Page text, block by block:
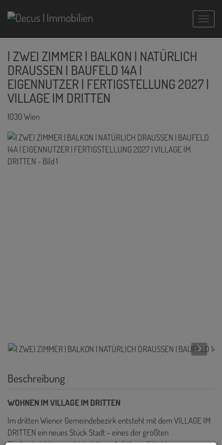
| ZWEI ZIMMER | BALKON | NATÜRLICH
DRAUSSEN | BAUFELD 14A |
EIGENNUTZER | FERTIGSTELLUNG 2027 |
VILLAGE IM DRITTEN
1030 Wien
Beschreibung
WOHNEN IM VILLAGE IM DRITTEN
Im dritten Wiener Gemeindebezirk entsteht mit dem VILLAGE IM
DRITTEN ein neues Stück Stadt – eines der größten